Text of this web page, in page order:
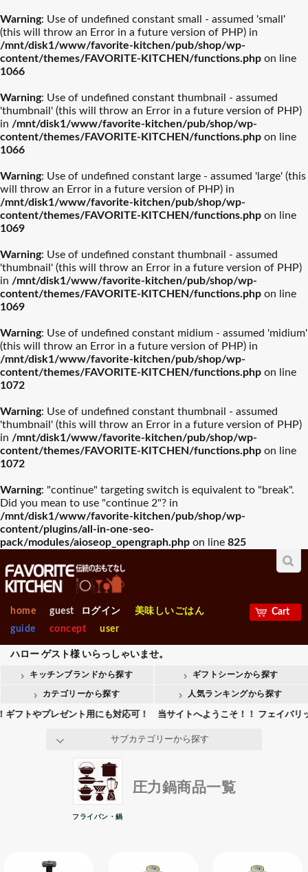
Warning: Use of undefined constant small - assumed 'small'
(this will throw an Error in a future version of PHP) in
/mnt/disk1/www/favorite-kitchen/pub/shop/wp-
content/themes/FAVORITE-KITCHEN/functions.php on line
1066
Warning: Use of undefined constant thumbnail - assumed
'thumbnail' (this will throw an Error in a future version of PHP)
in /mnt/disk1/www/favorite-kitchen/pub/shop/wp-
content/themes/FAVORITE-KITCHEN/functions.php on line
1066
Warning: Use of undefined constant large - assumed 'large' (this
will throw an Error in a future version of PHP) in
/mnt/disk1/www/favorite-kitchen/pub/shop/wp-
content/themes/FAVORITE-KITCHEN/functions.php on line
1069
Warning: Use of undefined constant thumbnail - assumed
'thumbnail' (this will throw an Error in a future version of PHP)
in /mnt/disk1/www/favorite-kitchen/pub/shop/wp-
content/themes/FAVORITE-KITCHEN/functions.php on line
1069
Warning: Use of undefined constant midium - assumed 'midium'
(this will throw an Error in a future version of PHP) in
/mnt/disk1/www/favorite-kitchen/pub/shop/wp-
content/themes/FAVORITE-KITCHEN/functions.php on line
1072
Warning: Use of undefined constant thumbnail - assumed
'thumbnail' (this will throw an Error in a future version of PHP)
in /mnt/disk1/www/favorite-kitchen/pub/shop/wp-
content/themes/FAVORITE-KITCHEN/functions.php on line
1072
Warning: "continue" targeting switch is equivalent to "break".
Did you mean to use "continue 2"? in
/mnt/disk1/www/favorite-kitchen/pub/shop/wp-
content/plugins/all-in-one-seo-
pack/modules/aioseop_opengraph.php on line 825
home guest ログイン
美味しいごはん
guide
concept user
ハロー ゲスト様いらっしゃいませ。
Cart
キッチンブランドから探す ギフトシーンから探す
カテゴリーから探す 人気ランキングから探す
トやプレゼント用にも対応可！ 当サイトへようこそ！！ フェイバリ
ストウブ カネスズセラミックス
ビクトリノックス イッタラ
カメヤマ ルミナラ
山崎実業 木村硝子店
ワサラ Arc International
Anchor Hocking EBM
VETRI DELLE VENEZIE
Chelf＆Sommelier Libbey
Bormioli Luigi
all brands
すすめギフト
出産祝おすすめギフト 新築祝おすすめギフト
誕生日祝おすすめギフト
入園・入学祝おすすめギフ
お中元おすすめギフト お歳暮おすすめギフト
母の日おすすめギフト 父の日おすすめギフト
賀寿祝おすすめギフト
お見舞いおすすめギフト 新築内祝おすすめギフト
出産【内祝い】おすすめギ
入園・入学【内祝】おすす
めギフト
フト
グラスバリエ ワイン・バー用品
容器類
製菓・ベ-カ-リー
整理＆店舗用品 ギフト
プレート・器人気
ランキング
カトラリー人気ル
ランキング
グラスバリエ人気
ランキング
ワイン・バー用品
人気ランキング
容器類人気ランキ
ング
包丁・ハサミ人気
ランキング
フライパン・鍋人
気ランキング
気ランニング
製菓・ベ-カリ-用品
整理＆店舗用品人
気ランキング
ンキング
サブカテゴリーから探す
all フライパン・鍋
グリルパン
寸胴鍋
雪平鍋
キャセロール鍋
ミトン
その他-鍋用品
フライパン・鍋
圧力鍋商品一覧